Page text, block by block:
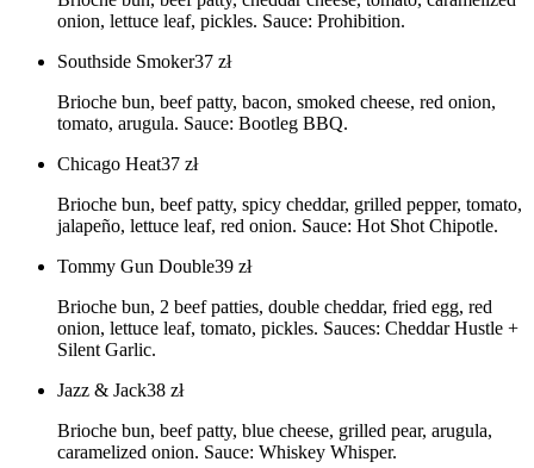
onion, lettuce leaf, pickles. Sauce: Prohibition.
Southside Smoker37 zł
Brioche bun, beef patty, bacon, smoked cheese, red onion,
tomato, arugula. Sauce: Bootleg BBQ.
Chicago Heat37 zł
Brioche bun, beef patty, spicy cheddar, grilled pepper, tomato,
jalapeño, lettuce leaf, red onion. Sauce: Hot Shot Chipotle.
Tommy Gun Double39 zł
Brioche bun, 2 beef patties, double cheddar, fried egg, red
onion, lettuce leaf, tomato, pickles. Sauces: Cheddar Hustle +
Silent Garlic.
Jazz & Jack38 zł
Brioche bun, beef patty, blue cheese, grilled pear, arugula,
caramelized onion. Sauce: Whiskey Whisper.